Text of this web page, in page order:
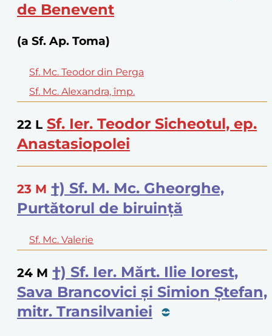
de Benevent
(a Sf. Ap. Toma)
Sf. Mc. Teodor din Perga
Sf. Mc. Alexandra, împ.
22 L Sf. Ier. Teodor Sicheotul, ep.
Anastasiopolei
23 M †) Sf. M. Mc. Gheorghe,
Purtătorul de biruință
Sf. Mc. Valerie
24 M †) Sf. Ier. Mărt. Ilie Iorest,
Sava Brancovici și Simion Ștefan,
mitr. Transilvaniei